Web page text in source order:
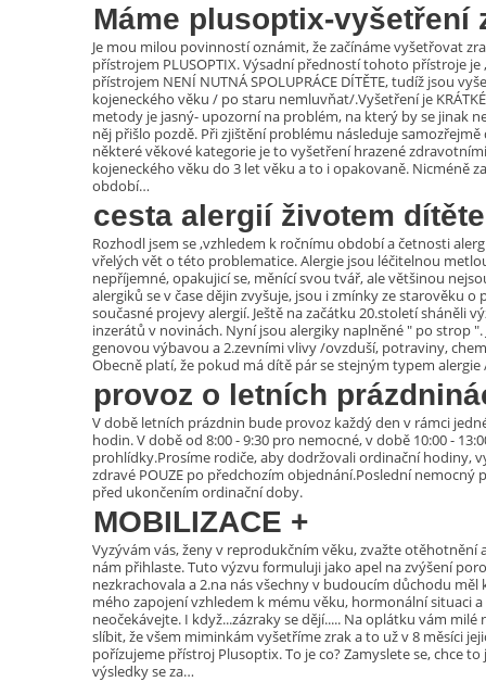
Máme plusoptix-vyšetření
Je mou milou povinností oznámit, že začínáme vyšetřovat
přístrojem PLUSOPTIX. Výsadní předností tohoto přístroje
přístrojem NENÍ NUTNÁ SPOLUPRÁCE DÍTĚTE, tudíž jsou
kojeneckého věku / po staru nemluvňat/.Vyšetření je KRÁTKÉ
metody je jasný- upozorní na problém, na který by se jinak
něj přišlo pozdě. Při zjištění problému následuje
některé věkové kategorie je to vyšetření hrazené
kojeneckého věku do 3 let věku a to i opakovaně. Nicméně
období…
cesta alergií životem
Rozhodl jsem se ,vzhledem k ročnímu období a četnosti
vřelých vět o této problematice. Alergie jsou léčitelnou
nepříjemné, opakujicí se, měnící svou tvář, ale většinou
alergiků se v čase dějin zvyšuje, jsou i zmínky ze starověku
současné projevy alergií. Ještě na začátku 20.století sháněli
inzerátů v novinách. Nyní jsou alergiky naplněné " po strop ".
genovou výbavou a 2.zevními vlivy /ovzduší, potraviny,
Obecně platí, že pokud má dítě pár se stejným typem
provoz o letních
V době letních prázdnin bude provoz každý den v rámci
hodin. V době od 8:00 - 9:30 pro nemocné, v době 10:00 -
prohlídky.Prosíme rodiče, aby dodržovali ordinační hodiny,
zdravé POUZE po předchozím objednání.Poslední nemocný
před ukončením ordinační doby.
MOBILIZACE +
Vyzývám vás, ženy v reprodukčním věku, zvažte otěhotnění
nám přihlaste. Tuto výzvu formuluji jako apel na zvýšení
nezkrachovala a 2.na nás všechny v budoucím důchodu
mého zapojení vzhledem k mému věku, hormonální situaci
neočekávejte. I když...zázraky se dějí..... Na oplátku vám
slíbit, že všem miminkám vyšetříme zrak a to už v 8 měsíci
pořízujeme přístroj Plusoptix. To je co? Zamyslete se, chce
výsledky se za…